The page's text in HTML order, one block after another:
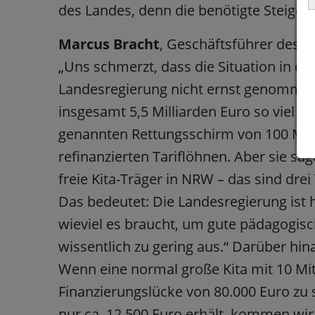
des Landes, denn die benötigte
Marcus Bracht, Geschäftsführer des
„Uns schmerzt, dass die Situation in
Landesregierung nicht ernst
insgesamt 5,5 Milliarden Euro so viel
genannten Rettungsschirm von 100
refinanzierten Tariflöhnen. Aber sie
freie Kita-Träger in NRW – das sind
Das bedeutet: Die Landesregierung
wieviel es braucht, um gute
wissentlich zu gering aus.“ Darüber
Wenn eine normal große Kita mit 10
Finanzierungslücke von 80.000 Euro